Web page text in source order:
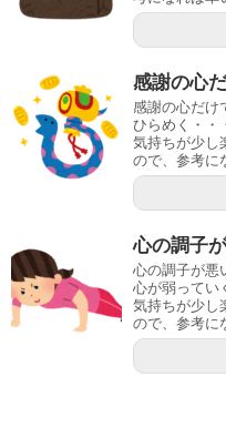
感謝の心
感謝の心だけ
ひらめく・・
気持ちが少し
ので、参考に
心の調子
心の調子が悪
心が弱ってい
気持ちが少し
ので、参考に